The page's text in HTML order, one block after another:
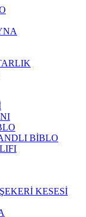
BİBLO
KESESİ